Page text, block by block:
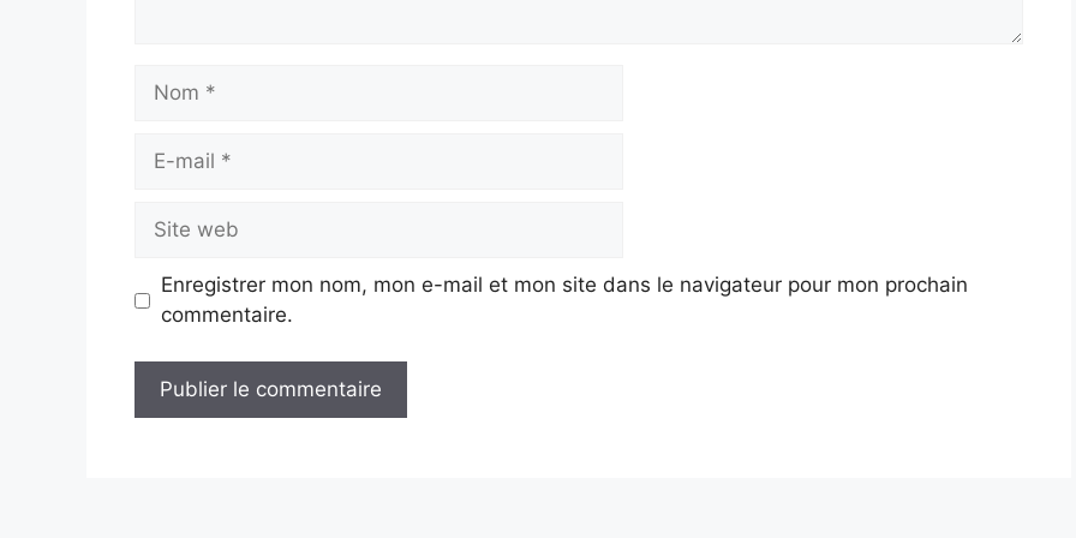
Nom
Site
web
Enregistrer mon nom, mon e-mail et mon site dans le navigateur pour mon prochain
commentaire.